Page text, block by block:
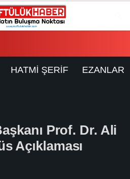
HATMİ ŞERİF EZANLAR
Prof. Dr. Ali
Açıklaması